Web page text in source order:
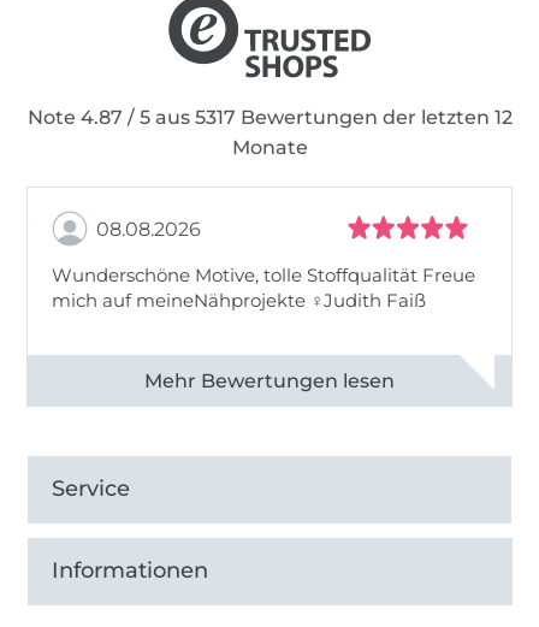
Note 4.87 / 5 aus 5317 Bewertungen der letzten 12
Monate
08.08.2026
Wunderschöne Motive, tolle Stoffqualität Freue
mich auf meineNähprojekte ♀Judith Faiß
Alle 82990 Bewertungen ansehen
Service
Informationen